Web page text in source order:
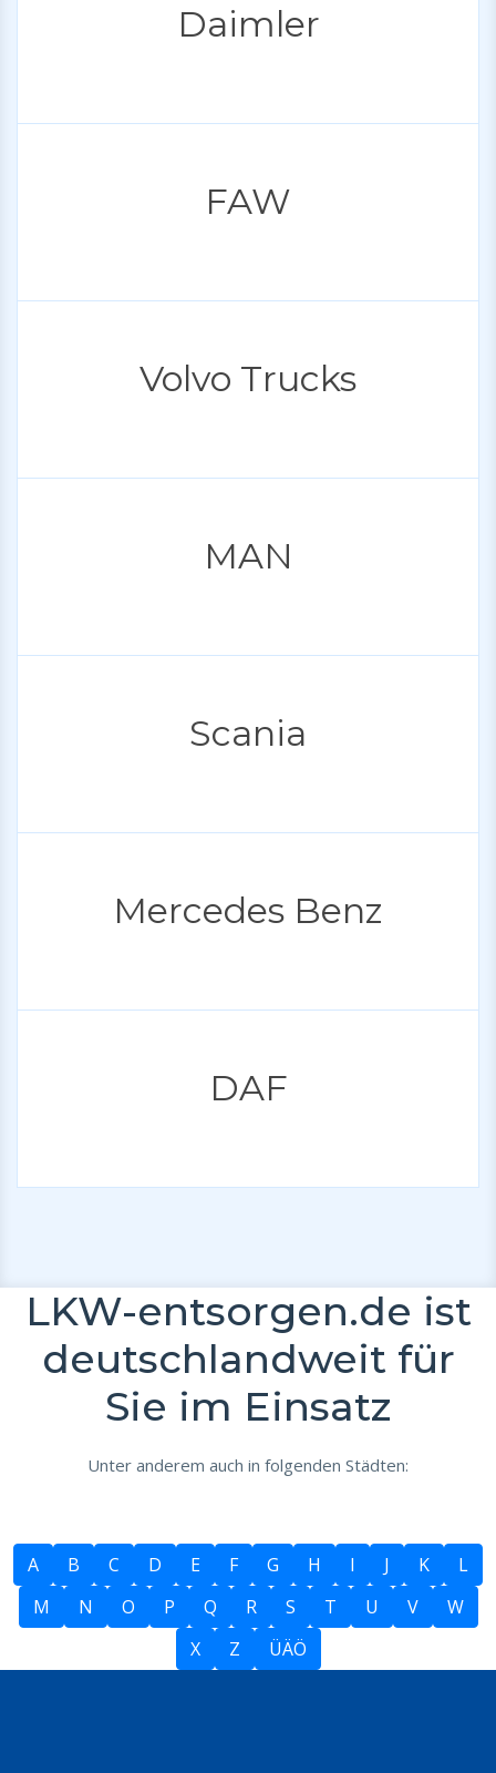
Daimler
FAW
Volvo Trucks
MAN
Scania
Mercedes Benz
DAF
LKW-entsorgen.de ist
deutschlandweit für
Sie im Einsatz
Unter anderem auch in folgenden Städten:
A B C D E F G H I J K
L
M
N O P Q R S T U V
W
X
Z ÜÄÖ